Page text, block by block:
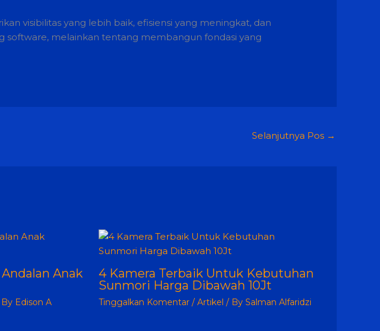
visibilitas yang lebih baik, efisiensi yang meningkat, dan
melainkan tentang membangun fondasi yang
Selanjutnya Pos →
Anak
Edison A
4 Kamera Terbaik Untuk Kebutuhan
Sunmori Harga Dibawah 10Jt
Tinggalkan Komentar /Artikel / BySalman Alfaridzi